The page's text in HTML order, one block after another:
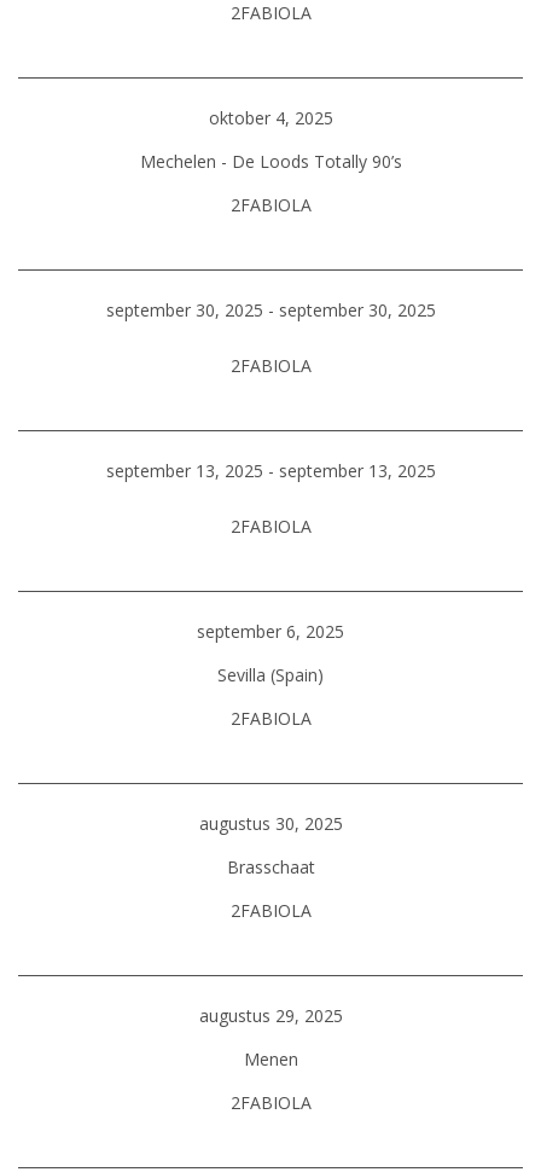
2FABIOLA
oktober 4, 2025
Mechelen - De Loods Totally 90’s
2FABIOLA
september 30, 2025 - september 30, 2025
2FABIOLA
september 13, 2025 - september 13, 2025
2FABIOLA
september 6, 2025
Sevilla (Spain)
2FABIOLA
augustus 30, 2025
Brasschaat
2FABIOLA
augustus 29, 2025
Menen
2FABIOLA